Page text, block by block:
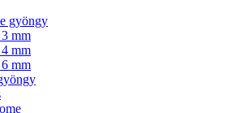
gyöngy
mm
mm
mm